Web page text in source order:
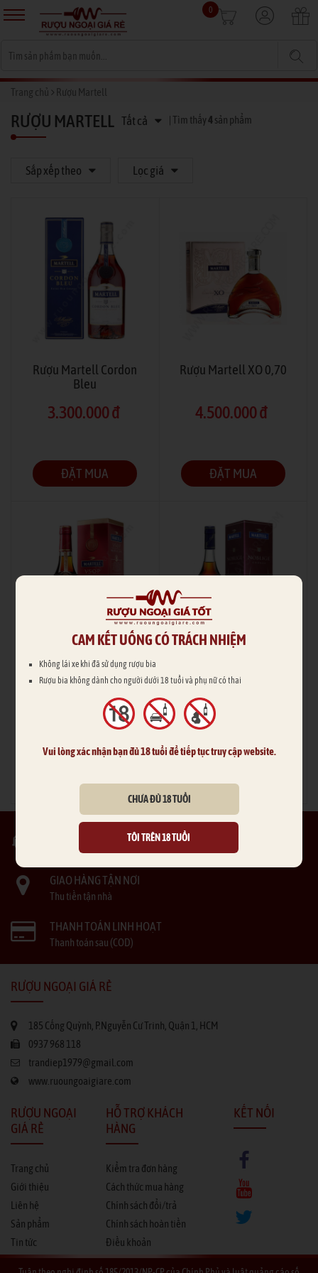
0
Trang chủ Rượu Martell
RƯỢU MARTELL Tất cả | Tìm thấy4sản phẩm
Sắp xếp theo Lọc giá
Rượu Martell Cordon
Bleu
3.300.000 đ
ĐẶT MUA
Rượu Martell XO 0,70
4.500.000 đ
ĐẶT MUA
Rượu Martell VSOP
1.400.000 đ 1.700.000 đ
SẢN PHẨM CHẤT LƯỢNG
Mẫu mã đa dạng
GIAO HÀNG TẬN NƠI
Thu tiền tận nhà
THANH TOÁN LINH HOẠT
Thanh toán sau (COD)
RƯỢU NGOẠI GIÁ RẺ
185 Cống Quỳnh, P.Nguyễn Cư Trinh, Quận 1, HCM
0937 968 118
trandiep1979@gmail.com
www.ruoungoaigiare.com
RƯỢU NGOẠI
GIÁ RẺ
Trang chủ
Giới thiệu
Liên hệ
Sản phẩm
Tin tức
HỖ TRỢ KHÁCH
HÀNG
Kiểm tra đơn hàng
Cách thức mua hàng
Chính sách đổi/trả
Chính sách hoàn tiền
Điều khoản
KẾT NỐI
CAM KẾT UỐNG CÓ TRÁCH NHIỆM
Không lái xe khi đã sử dụng rượu bia
Rượu bia không dành cho người dưới 18 tuổi và phụ nữ có thai
Vui lòng xác nhận bạn đủ 18 tuổi để tiếp tục truy cập website.
CHƯA ĐỦ 18 TUỔI
TÔI TRÊN 18 TUỔI